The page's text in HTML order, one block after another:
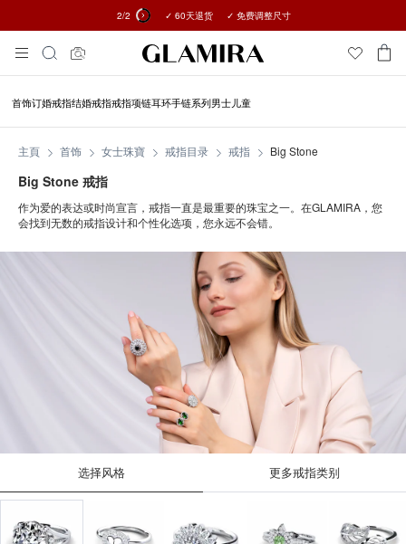
2/2 所有订单15%优惠 →
✓ 60天退货 ✓ 免费调整尺寸
To
Content
搜
首饰订婚戒指结婚戒指戒指项链耳环手链系列男士儿童
主頁 首饰 女士珠寶 戒指目录 戒指 Big Stone
Big Stone 戒指
作为爱的表达或时尚宣言，戒指一直是最重要的珠宝之一。在GLAMIRA，您
会找到无数的戒指设计和个性化选项，您永远不会错。
选择风格 更多戒指类别